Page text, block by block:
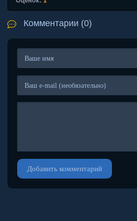
Комментарии (0)
Добавить комментарий